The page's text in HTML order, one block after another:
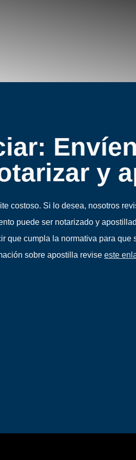
y
costoso. Si lo desea, nosotros
puede ser notarizado y
que cumpla la normativa para
sobre apostilla revise este